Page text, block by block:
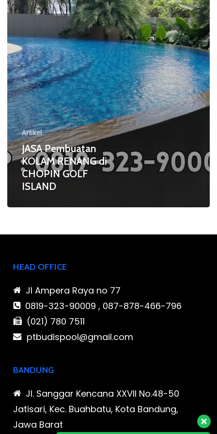
di
GOLF
ISLAND
Artikel
JASA Pembuatan
KOLAM RENANG di
CHOPIN GOLF
ISLAND
HEAD OFFICE
Jl Ampera Raya no 77
0819-323-90009 , 087-878-466-796
(021) 780 7511
ptbudispool@gmail.com
BANDUNG
Jl. Sanggar Kencana XXVII No.48-50
Jatisari, Kec. Buahbatu, Kota Bandung,
Jawa Barat